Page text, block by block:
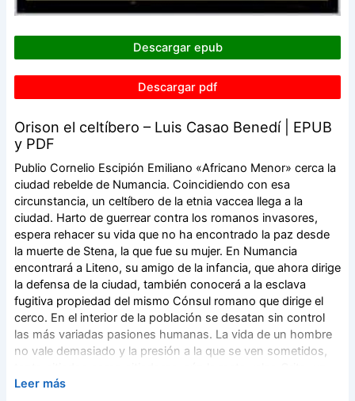
Descargar epub
Descargar pdf
Orison el celtíbero – Luis Casao Benedí | EPUB
y PDF
Publio Cornelio Escipión Emiliano «Africano Menor» cerca la
ciudad rebelde de Numancia. Coincidiendo con esa
circunstancia, un celtíbero de la etnia vaccea llega a la
ciudad. Harto de guerrear contra los romanos invasores,
espera rehacer su vida que no ha encontrado la paz desde
la muerte de Stena, la que fue su mujer. En Numancia
encontrará a Liteno, su amigo de la infancia, que ahora dirige
la defensa de la ciudad, también conocerá a la esclava
fugitiva propiedad del mismo Cónsul romano que dirige el
cerco. En el interior de la población se desatan sin control
las más variadas pasiones humanas. La vida de un hombre
no vale demasiado y la presión a la que se ven sometidos,
centurión degradado a causa de la fuga de la esclava, entra
Leer más